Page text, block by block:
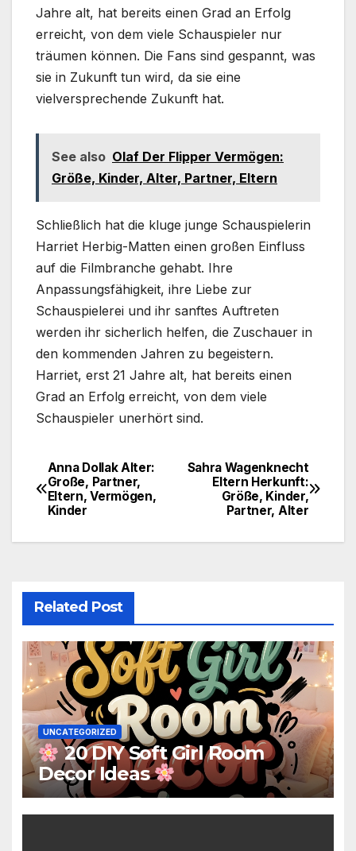
Jahre alt, hat bereits einen Grad an Erfolg
erreicht, von dem viele Schauspieler nur
träumen können. Die Fans sind gespannt, was
sie in Zukunft tun wird, da sie eine
vielversprechende Zukunft hat.
See also Olaf Der Flipper Vermögen:
Größe, Kinder, Alter, Partner, Eltern
Schließlich hat die kluge junge Schauspielerin
Harriet Herbig-Matten einen großen Einfluss
auf die Filmbranche gehabt. Ihre
Anpassungsfähigkeit, ihre Liebe zur
Schauspielerei und ihr sanftes Auftreten
werden ihr sicherlich helfen, die Zuschauer in
den kommenden Jahren zu begeistern.
Harriet, erst 21 Jahre alt, hat bereits einen
Grad an Erfolg erreicht, von dem viele
Schauspieler unerhört sind.
Post
navigation
Sahra Wagenknecht
Eltern Herkunft:
Größe, Kinder,
Partner, Alter
Anna Dollak Alter:
Große, Partner,
Eltern, Vermögen,
Kinder
Related Post
UNCATEGORIZED
20 DIY Soft Girl Room
Decor Ideas